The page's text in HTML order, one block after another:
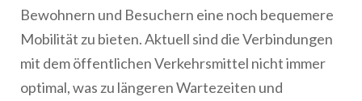
Bewohnern und Besuchern eine noch bequemere
Mobilität zu bieten. Aktuell sind die Verbindungen
mit dem öffentlichen Verkehrsmittel nicht immer
optimal, was zu längeren Wartezeiten und